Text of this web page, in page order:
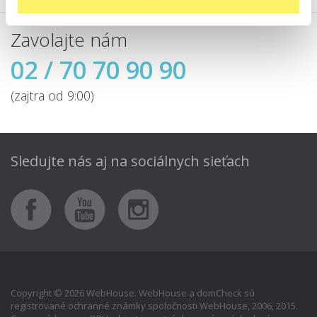
Zavolajte nám
02 / 70 70 90 90
(zajtra od 9:00)
Sledujte nás aj na sociálnych sieťach
Copyright © 2026 WebHouse. WebHouse a domCheck sú
registrované ochranné známky spoločnosti WebHouse, 2006, 2015.